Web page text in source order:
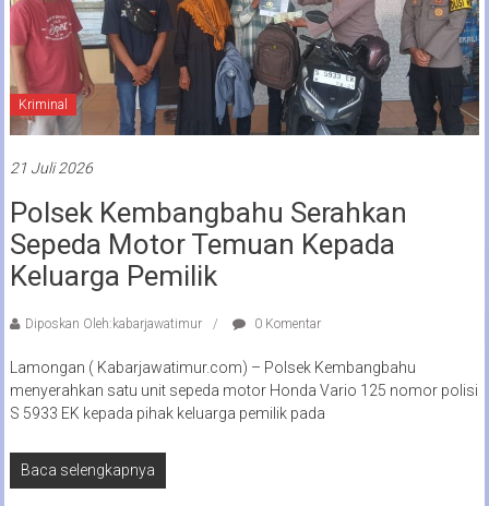
Kriminal
21 Juli 2026
Polsek Kembangbahu Serahkan
Sepeda Motor Temuan Kepada
Keluarga Pemilik
Diposkan Oleh:kabarjawatimur 0 Komentar
Lamongan ( Kabarjawatimur.com) – Polsek Kembangbahu
menyerahkan satu unit sepeda motor Honda Vario 125 nomor polisi
S 5933 EK kepada pihak keluarga pemilik pada
Baca selengkapnya